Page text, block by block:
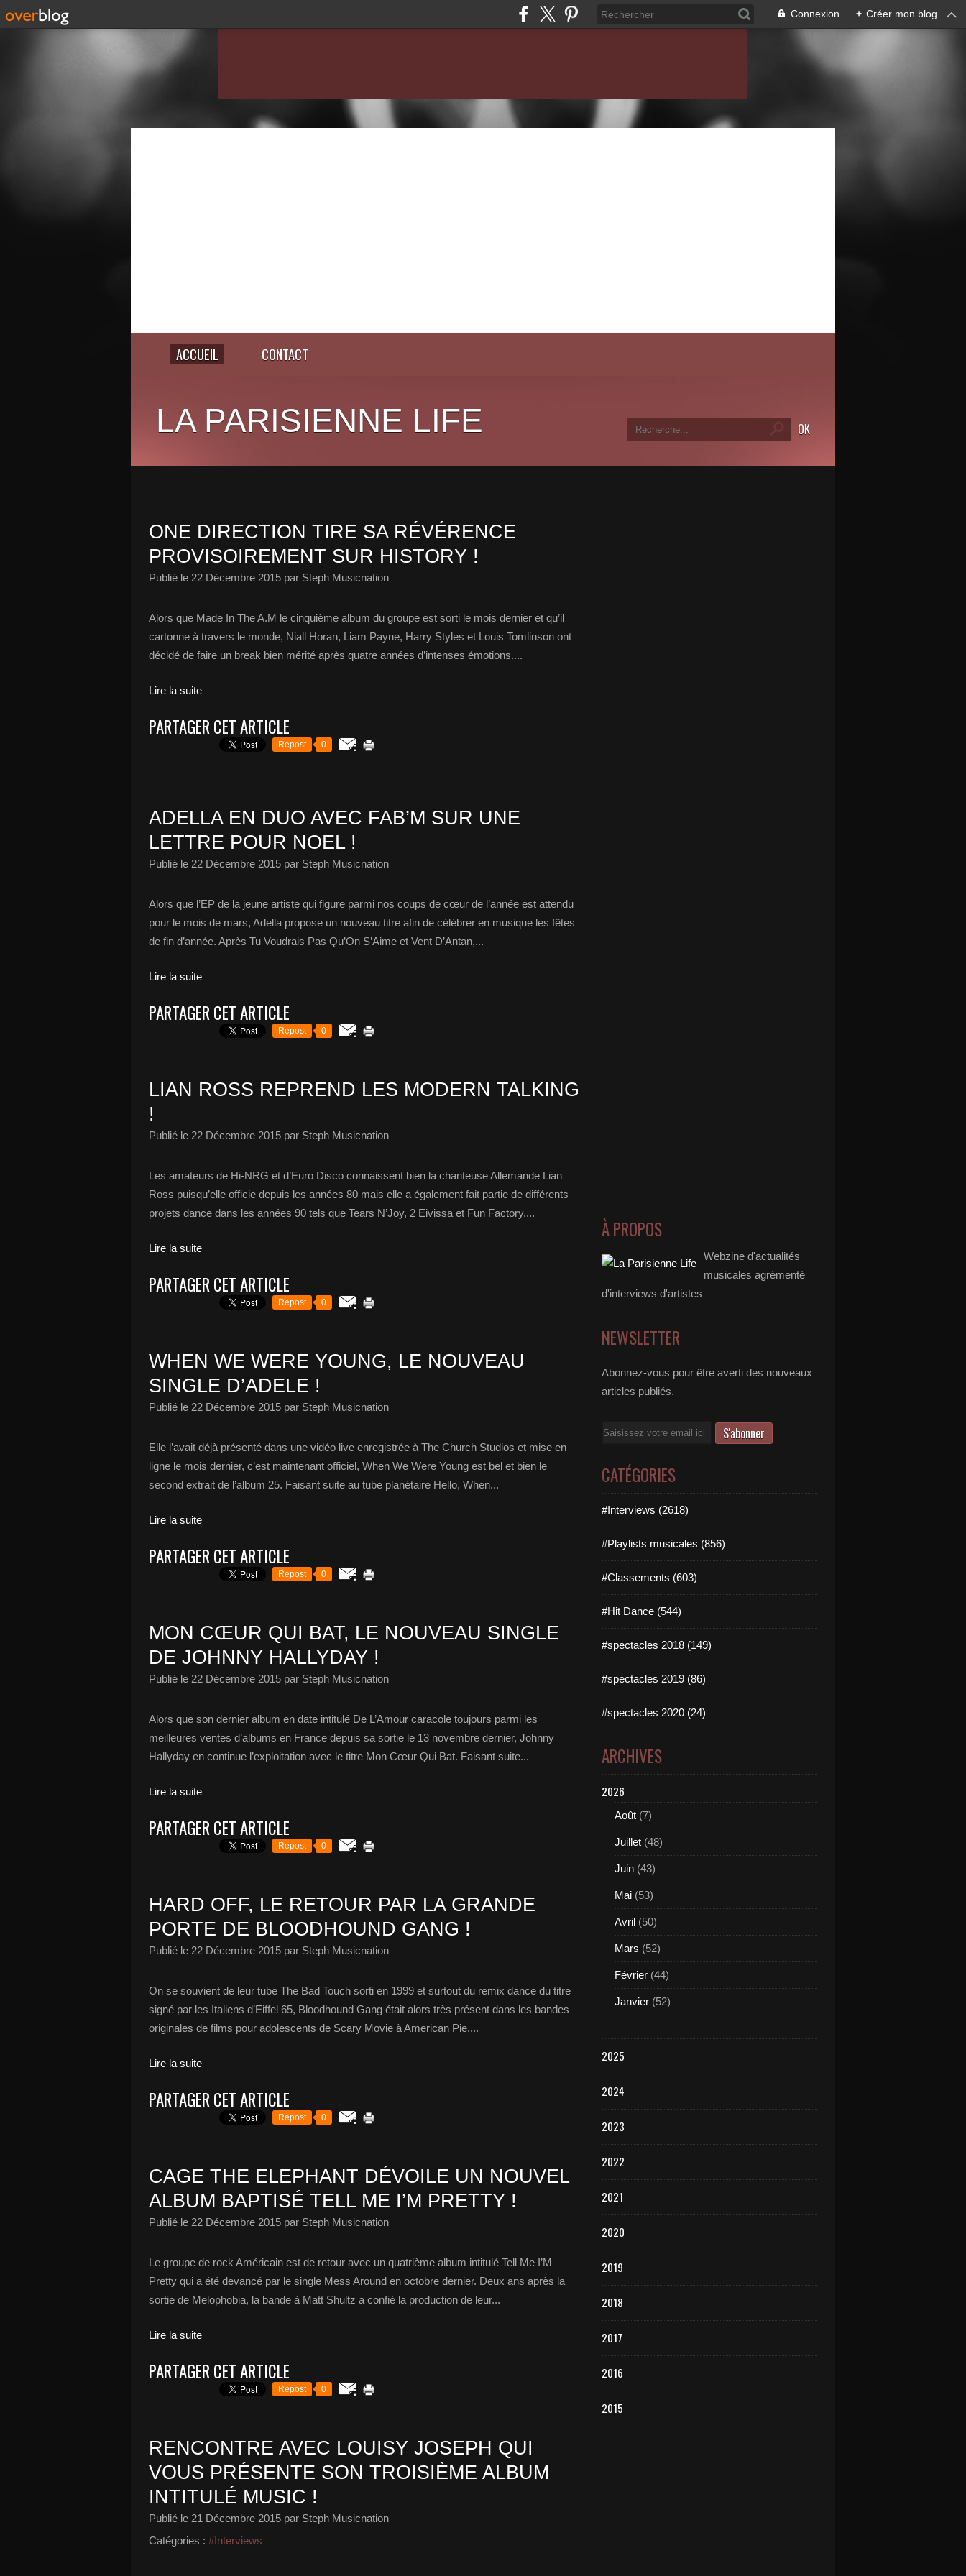
Connexion + Créer mon blog
ACCUEIL CONTACT
LA PARISIENNE LIFE
ONE DIRECTION TIRE SA RÉVÉRENCE
PROVISOIREMENT SUR HISTORY !
Publié le 22 Décembre 2015 par Steph Musicnation
Alors que Made In The A.M le cinquième album du groupe est sorti le mois dernier et qu’il
cartonne à travers le monde, Niall Horan, Liam Payne, Harry Styles et Louis Tomlinson ont
décidé de faire un break bien mérité après quatre années d’intenses émotions....
Lire la suite
PARTAGER CET ARTICLE
Repost 0
ADELLA EN DUO AVEC FAB’M SUR UNE
LETTRE POUR NOEL !
Publié le 22 Décembre 2015 par Steph Musicnation
Alors que l’EP de la jeune artiste qui figure parmi nos coups de cœur de l’année est attendu
pour le mois de mars, Adella propose un nouveau titre afin de célébrer en musique les fêtes
de fin d’année. Après Tu Voudrais Pas Qu’On S’Aime et Vent D’Antan,...
Lire la suite
PARTAGER CET ARTICLE
Repost 0
LIAN ROSS REPREND LES MODERN TALKING
!
Publié le 22 Décembre 2015 par Steph Musicnation
Les amateurs de Hi-NRG et d’Euro Disco connaissent bien la chanteuse Allemande Lian
Ross puisqu’elle officie depuis les années 80 mais elle a également fait partie de différents
projets dance dans les années 90 tels que Tears N’Joy, 2 Eivissa et Fun Factory....
Lire la suite
PARTAGER CET ARTICLE
Repost 0
WHEN WE WERE YOUNG, LE NOUVEAU
SINGLE D’ADELE !
Publié le 22 Décembre 2015 par Steph Musicnation
Elle l’avait déjà présenté dans une vidéo live enregistrée à The Church Studios et mise en
ligne le mois dernier, c’est maintenant officiel, When We Were Young est bel et bien le
second extrait de l’album 25. Faisant suite au tube planétaire Hello, When...
Lire la suite
PARTAGER CET ARTICLE
Repost 0
MON CŒUR QUI BAT, LE NOUVEAU SINGLE
DE JOHNNY HALLYDAY !
Publié le 22 Décembre 2015 par Steph Musicnation
Alors que son dernier album en date intitulé De L’Amour caracole toujours parmi les
meilleures ventes d’albums en France depuis sa sortie le 13 novembre dernier, Johnny
Hallyday en continue l’exploitation avec le titre Mon Cœur Qui Bat. Faisant suite...
Lire la suite
PARTAGER CET ARTICLE
Repost 0
HARD OFF, LE RETOUR PAR LA GRANDE
PORTE DE BLOODHOUND GANG !
Publié le 22 Décembre 2015 par Steph Musicnation
On se souvient de leur tube The Bad Touch sorti en 1999 et surtout du remix dance du titre
signé par les Italiens d’Eiffel 65, Bloodhound Gang était alors très présent dans les bandes
originales de films pour adolescents de Scary Movie à American Pie....
Lire la suite
PARTAGER CET ARTICLE
Repost 0
CAGE THE ELEPHANT DÉVOILE UN NOUVEL
ALBUM BAPTISÉ TELL ME I’M PRETTY !
Publié le 22 Décembre 2015 par Steph Musicnation
Le groupe de rock Américain est de retour avec un quatrième album intitulé Tell Me I’M
Pretty qui a été devancé par le single Mess Around en octobre dernier. Deux ans après la
sortie de Melophobia, la bande à Matt Shultz a confié la production de leur...
Lire la suite
PARTAGER CET ARTICLE
Repost 0
RENCONTRE AVEC LOUISY JOSEPH QUI
VOUS PRÉSENTE SON TROISIÈME ALBUM
INTITULÉ MUSIC !
Publié le 21 Décembre 2015 par Steph Musicnation
Catégories : #Interviews
À PROPOS
Webzine d'actualités
musicales agrémenté
d'interviews d'artistes
NEWSLETTER
Abonnez-vous pour être averti des nouveaux
articles publiés.
Email
CATÉGORIES
#Interviews (2618)
#Playlists musicales (856)
#Classements (603)
#Hit Dance (544)
#spectacles 2018 (149)
#spectacles 2019 (86)
#spectacles 2020 (24)
ARCHIVES
2026
Août (7)
Juillet (48)
Juin (43)
Mai (53)
Avril (50)
Mars (52)
Février (44)
Janvier (52)
2025
2024
2023
2022
2021
2020
2019
2018
2017
2016
2015